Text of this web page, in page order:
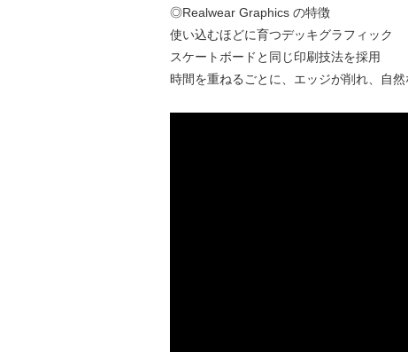
◎Realwear Graphics の特徴
使い込むほどに育つデッキグラフィック
スケートボードと同じ印刷技法を採用
時間を重ねるごとに、エッジが削れ、自